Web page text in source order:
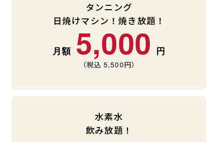
タンニング
日焼けマシン！焼き放題！
5,000
（税込 5,500円）
水素水
飲み放題！